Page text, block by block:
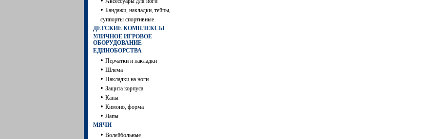
• Бандажи, накладки, тейпы,
суппорты спортивные
ДЕТСКИЕ КОМПЛЕКСЫ
УЛИЧНОЕ ИГРОВОЕ
ОБОРУДОВАНИЕ
ЕДИНОБОРСТВА
• Перчатки и накладки
• Шлема
• Накладки на ноги
• Защита корпуса
• Капы
• Кимоно, форма
• Лапы
МЯЧИ
• Волейбольные